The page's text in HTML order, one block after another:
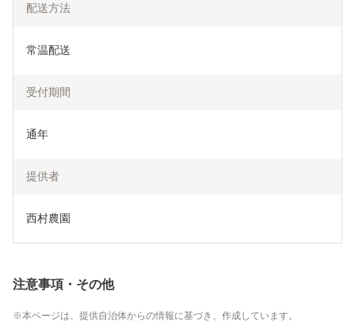
配送方法
常温配送
受付期間
通年
提供者
西村農園
注意事項・その他
本ページは、提供自治体からの情報に基づき、作成しています。